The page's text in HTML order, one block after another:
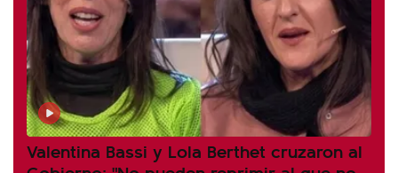
Valentina Bassi y Lola Berthet cruzaron al